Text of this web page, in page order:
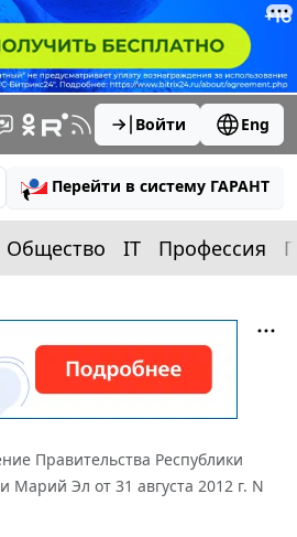
Войти Eng
Перейти в систему ГАРАНТ
Общество IT Профессия
Правительства Республики
Эл от 31 августа 2012 г. N